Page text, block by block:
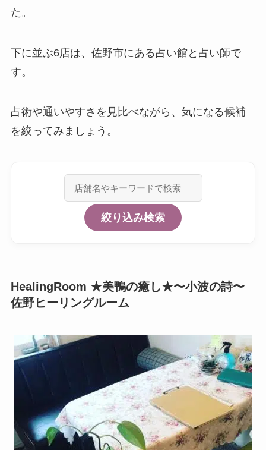
た。
下に並ぶ6店は、佐野市にある占い館と占い師で
す。
占術や通いやすさを見比べながら、気になる候補
を絞ってみましょう。
絞り込み検索
HealingRoom ★美鴨の癒し★〜小波の詩〜
佐野ヒーリングルーム